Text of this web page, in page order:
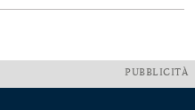
PUBBLICITÀ